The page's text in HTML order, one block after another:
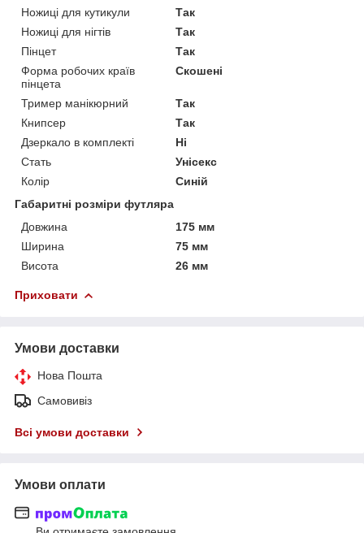
Ножиці для кутикули
Так
Ножиці для нігтів
Так
Пінцет
Так
Форма робочих країв
пінцета
Скошені
Тример манікюрний
Так
Книпсер
Так
Дзеркало в комплекті
Ні
Стать
Унісекс
Колір
Синій
Габаритні розміри футляра
Довжина
175 мм
Ширина
75 мм
Висота
26 мм
Приховати
Умови доставки
Нова Пошта
Самовивіз
Всі умови доставки
Умови оплати